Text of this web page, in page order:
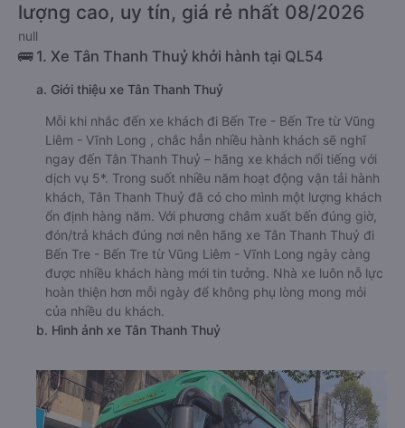
lượng cao, uy tín, giá rẻ nhất 08/2026
null
🚌 1. Xe Tân Thanh Thuỷ khởi hành tại QL54
a. Giới thiệu xe Tân Thanh Thuỷ
Mỗi khi nhắc đến xe khách đi Bến Tre - Bến Tre từ Vũng
Liêm - Vĩnh Long , chắc hẳn nhiều hành khách sẽ nghĩ
ngay đến Tân Thanh Thuỷ – hãng xe khách nổi tiếng với
dịch vụ 5*. Trong suốt nhiều năm hoạt động vận tải hành
khách, Tân Thanh Thuỷ đã có cho mình một lượng khách
ổn định hàng năm. Với phương châm xuất bến đúng giờ,
đón/trả khách đúng nơi nên hãng xe Tân Thanh Thuỷ đi
Bến Tre - Bến Tre từ Vũng Liêm - Vĩnh Long ngày càng
được nhiều khách hàng mới tin tưởng. Nhà xe luôn nỗ lực
hoàn thiện hơn mỗi ngày để không phụ lòng mong mỏi
của nhiều du khách.
b. Hình ảnh xe Tân Thanh Thuỷ